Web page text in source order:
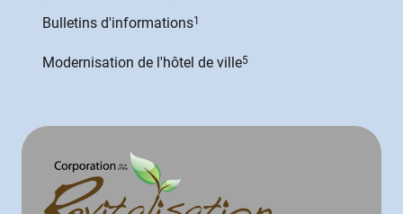
Bulletins d'informations1
Modernisation de l'hôtel de ville5